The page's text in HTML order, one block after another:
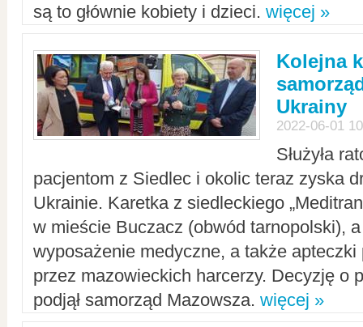
są to głównie kobiety i dzieci. więcej »
Kolejna
Ukrainy
2022-06-01
Służyła
pacjentom z Siedlec i okolic teraz zyska
Ukrainie. Karetka z siedleckiego
w mieście Buczacz (obwód tarnopolski),
wyposażenie medyczne, a także apteczki
przez mazowieckich harcerzy. Decyzję o
podjął samorząd Mazowsza. więcej »